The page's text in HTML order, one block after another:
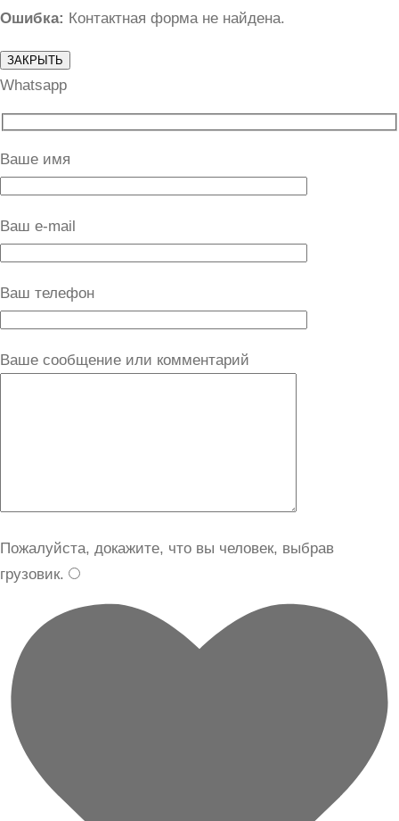
Ошибка: Контактная форма не найдена.
ЗАКРЫТЬ
Whatsapp
Ваше имя
Ваш e-mail
Ваш телефон
Ваше сообщение или комментарий
Пожалуйста, докажите, что вы человек, выбрав
грузовик.